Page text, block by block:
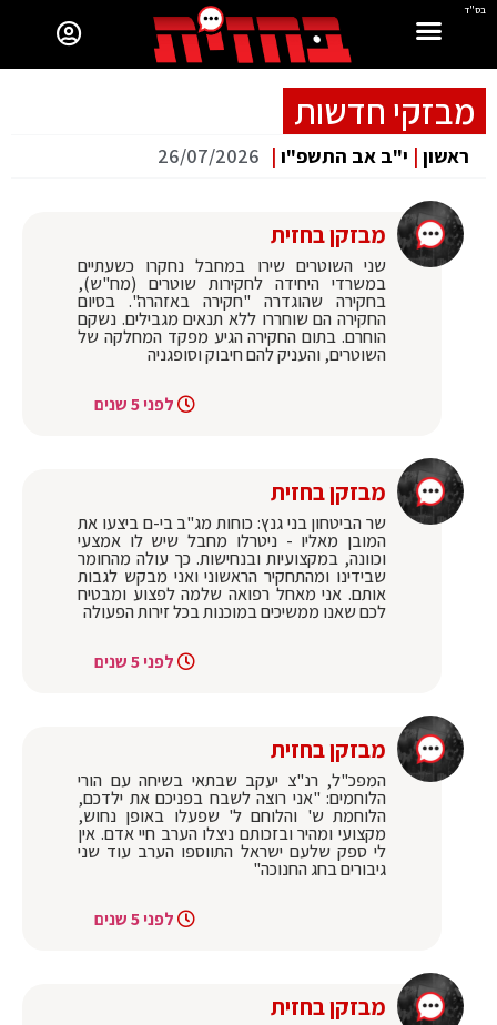
בס"ד
מבזקי חדשות
ראשון | י"ב אב התשפ"ו |
26/07/2026
מבזקן בחזית
שני השוטרים שירו במחבל נחקרו כשעתיים
במשרדי היחידה לחקירות שוטרים (מח"ש),
בחקירה שהוגדרה "חקירה באזהרה". בסיום
החקירה הם שוחררו ללא תנאים מגבילים. נשקם
הוחרם. בתום החקירה הגיע מפקד המחלקה של
השוטרים, והעניק להם חיבוק וסופגניה
לפני 5 שנים
מבזקן בחזית
שר הביטחון בני גנץ: כוחות מג"ב בי-ם ביצעו את
המובן מאליו - ניטרלו מחבל שיש לו אמצעי
וכוונה, במקצועיות ובנחישות. כך עולה מהחומר
שבידינו ומהתחקיר הראשוני ואני מבקש לגבות
אותם. אני מאחל רפואה שלמה לפצוע ומבטיח
לכם שאנו ממשיכים במוכנות בכל זירות הפעולה
לפני 5 שנים
מבזקן בחזית
המפכ"ל, רנ"צ יעקב שבתאי בשיחה עם הורי
הלוחמים: "אני רוצה לשבח בפניכם את ילדכם,
הלוחמת ש' והלוחם ל' שפעלו באופן נחוש,
מקצועי ומהיר ובזכותם ניצלו הערב חיי אדם. אין
לי ספק שלעם ישראל התווספו הערב עוד שני
גיבורים בחג החנוכה"
לפני 5 שנים
מבזקן בחזית